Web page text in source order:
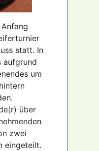
statt. In
aufgrund
um
über
zwei
eingeteilt.